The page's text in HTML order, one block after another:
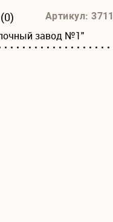
(0) Артикул: 3711
завод №1"